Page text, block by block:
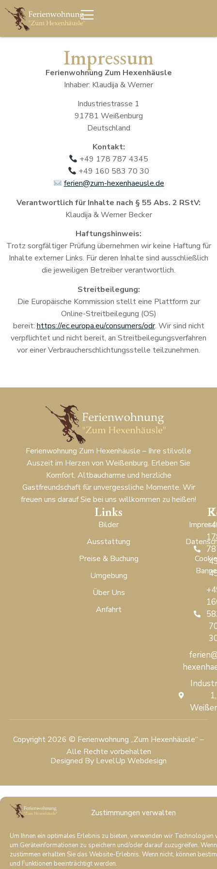
Zustimmungen verwalten
Um Ihnen ein optimales Erlebnis zu bieten, verwenden wir Technologien
um Geräteinformationen zu speichern und/oder darauf zuzugreifen.
zustimmen erhalten Sie das Website-Erlebnis. Wenn nicht, können
und Funktionen beeinträchtigt werden.
Impressum
Ferienwohnung Zum Hexenhäusle
Inhaber: Klaudija & Werner
Industriestrasse 1
91781 Weißenburg
Deutschland
Kontakt:
+49 178 787 4345
+49 160 583 70 30
ferien@zum-hexenhaeusle.de
Verantwortlich für Inhalte nach § 55 Abs. 2 RStV:
Klaudija & Werner Becker
Haftungshinweis:
Trotz sorgfältiger Prüfung übernehmen wir keine Haftung für
Inhalte externer Links. Für deren Inhalte sind ausschließlich
die jeweiligen Betreiber verantwortlich.
Streitbeilegung:
Die Europäische Kommission stellt eine Plattform zur
Online-Streitbeilegung (OS)
bereit: https://ec.europa.eu/consumers/odr. Wir sind nicht
verpflichtet und nicht bereit, an Streitbeilegungsverfahren
vor einer Verbraucherschlichtungsstelle teilzunehmen.
Ferienwohnung Zum Hexenhäusle – Ihre stilvolle
Auszeit im Herzen von Weißenburg. Erleben Sie
Komfort, Altbaucharme und herzliche
Gastfreundschaft für unvergessliche Momente. Wir
freuen uns darauf Sie bei uns willkommen zu heißen!
Links
Bilder
Ausstattung
Preise & Buchung
Umgebung
Über Uns
Anfahrt
1,
Copyright 2026 © Ferienwohnung „Zum Hexenhäusle“ –
Alle Rechte vorbehalten
Designed By LevelUp Webdesign